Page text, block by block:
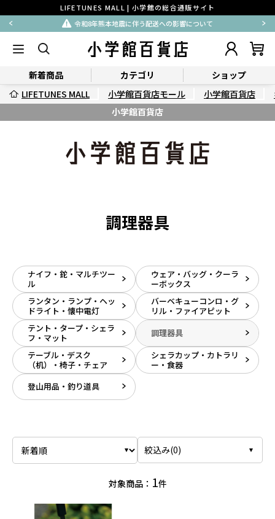
LIFETUNES MALL | 小学館の総合通販サイト
令和8年熊本地震に伴う配送への影響について
新着商品 カテゴリ
ショップ
LIFETUNES MALL
小学館百貨店モール 小学館百貨店
小学館百貨店
調理器具
ナイフ・鉈・マルチツー
ル
ウェア・バッグ・クーラ
ーボックス
ランタン・ランプ・ヘッ
ドライト・懐中電灯
バーベキューコンロ・グ
リル・ファイアピット
テント・タープ・シェラ
フ・マット
調理器具
テーブル・デスク
（机）・椅子・チェア
シェラカップ・カトラリ
ー・食器
登山用品・釣り道具
絞込み(0)
対象商品： 1件